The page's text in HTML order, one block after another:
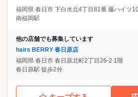
福岡県 春日市 下白水北4丁目81番 藤ハイツ
南福岡駅
他の店舗でも募集しています
hairs BERRY 春日原店
福岡県 春日市 春日原北町2丁目26-2 1階
春日原駅 徒歩2分